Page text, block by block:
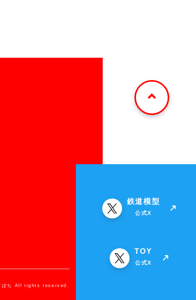
ぽち All rights reserved.
鉄道模型
公式X
TOY
公式X